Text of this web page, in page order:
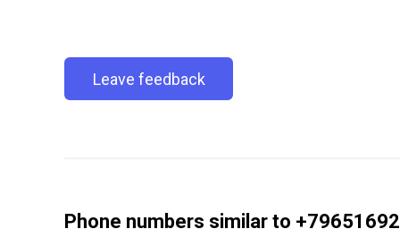
Leave feedback
Phone numbers similar to